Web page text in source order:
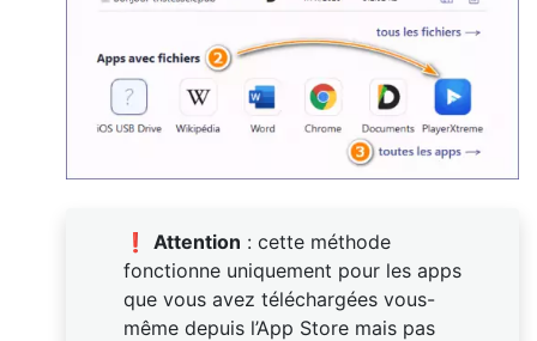
❗ Attention : cette méthode
fonctionne uniquement pour les apps
que vous avez téléchargées vous-
même depuis l’App Store mais pas